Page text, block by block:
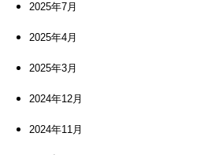
2025年7月
2025年4月
2025年3月
2024年12月
2024年11月